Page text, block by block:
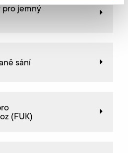
jemný
sání
(FUK)